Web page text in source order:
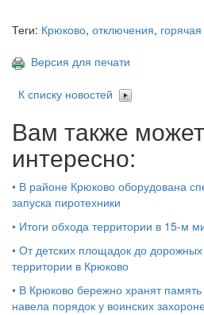
Теги: Крюково, отключения,
Версия для печати
К списку новостей
Вам также
интересно:
• В районе Крюково оборудована
запуска пиротехники
• Итоги обхода территории в 15‑м
• От детских площадок до
территории в Крюково
• В Крюково бережно хранят
навела порядок у воинских